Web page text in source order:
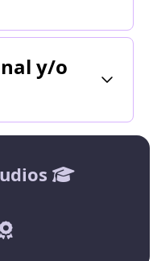
y/o